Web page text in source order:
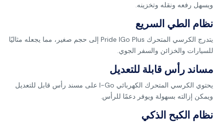
ويسهل رفعه ونقله وتخزينه.
نظام الطي السريع
يتدرج الكرسي المتحرك Pride IGo Plus إلى حجم صغير، مما يجعله مثاليًا
للسيارات والخزائن والسفر الجوي.
مساند رأس قابلة للتعديل
يحتوي الكرسي المتحرك الكهربائي I-Go على مسند رأس قابل للتعديل
ويمكن إزالته بسهولة ويوفر دعمًا للرأس.
نظام الكبح الذكي